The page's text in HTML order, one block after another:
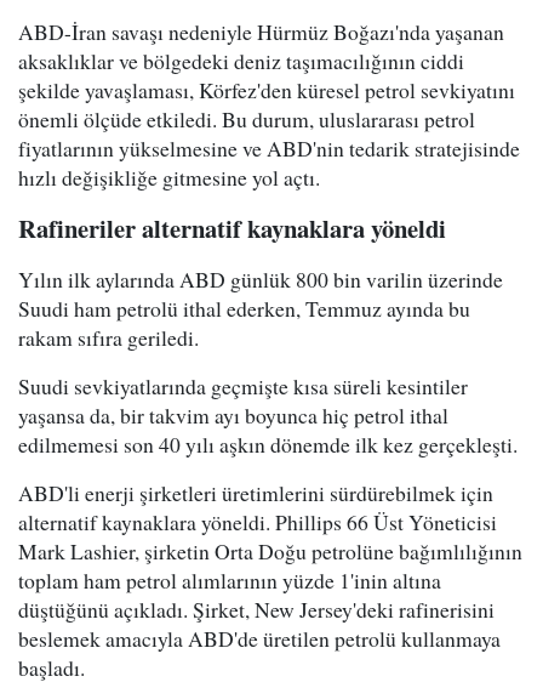
ABD-İran savaşı nedeniyle Hürmüz Boğazı'nda yaşanan
aksaklıklar ve bölgedeki deniz taşımacılığının ciddi
şekilde yavaşlaması, Körfez'den küresel petrol sevkiyatını
önemli ölçüde etkiledi. Bu durum, uluslararası petrol
fiyatlarının yükselmesine ve ABD'nin tedarik stratejisinde
hızlı değişikliğe gitmesine yol açtı.
Rafineriler alternatif kaynaklara yöneldi
Yılın ilk aylarında ABD günlük 800 bin varilin üzerinde
Suudi ham petrolü ithal ederken, Temmuz ayında bu
rakam sıfıra geriledi.
Suudi sevkiyatlarında geçmişte kısa süreli kesintiler
yaşansa da, bir takvim ayı boyunca hiç petrol ithal
edilmemesi son 40 yılı aşkın dönemde ilk kez gerçekleşti.
ABD'li enerji şirketleri üretimlerini sürdürebilmek için
alternatif kaynaklara yöneldi. Phillips 66 Üst Yöneticisi
Mark Lashier, şirketin Orta Doğu petrolüne bağımlılığının
toplam ham petrol alımlarının yüzde 1'inin altına
düştüğünü açıkladı. Şirket, New Jersey'deki rafinerisini
beslemek amacıyla ABD'de üretilen petrolü kullanmaya
başladı.